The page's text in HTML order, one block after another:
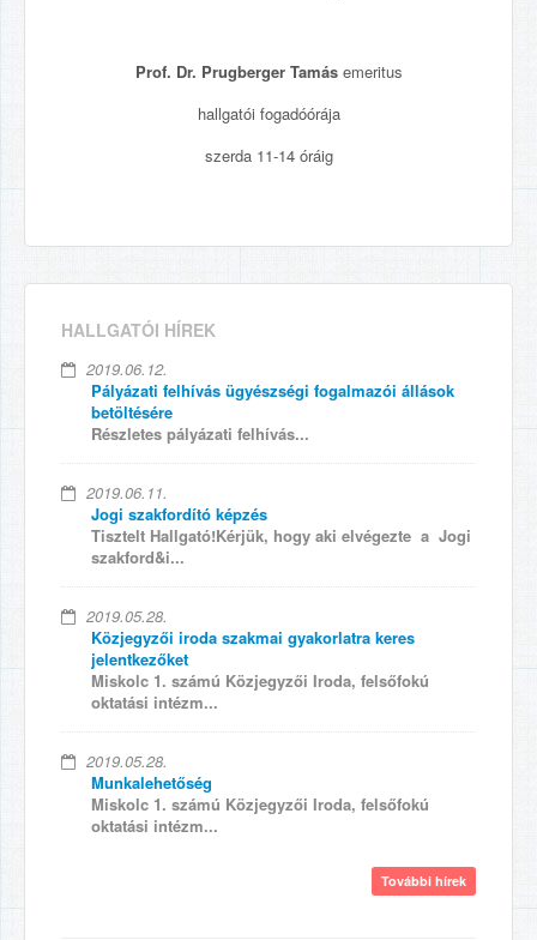
Prof. Dr. Prugberger Tamás emeritus
hallgatói fogadóórája
szerda 11-14 óráig
HALLGATÓI HÍREK
2019.06.12.
Pályázati felhívás ügyészségi fogalmazói állások
betöltésére
Részletes pályázati felhívás...
2019.06.11.
Jogi szakfordító képzés
Tisztelt Hallgató!Kérjük, hogy aki elvégezte a Jogi
szakford&i...
2019.05.28.
Közjegyzői iroda szakmai gyakorlatra keres
jelentkezőket
Miskolc 1. számú Közjegyzői Iroda, felsőfokú
oktatási intézm...
2019.05.28.
Munkalehetőség
Miskolc 1. számú Közjegyzői Iroda, felsőfokú
oktatási intézm...
További hírek